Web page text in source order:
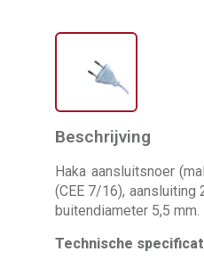
Beschrijving
Haka aansluitsnoer
(CEE 7/16), aansluiting
buitendiameter 5,5 mm.
Technische